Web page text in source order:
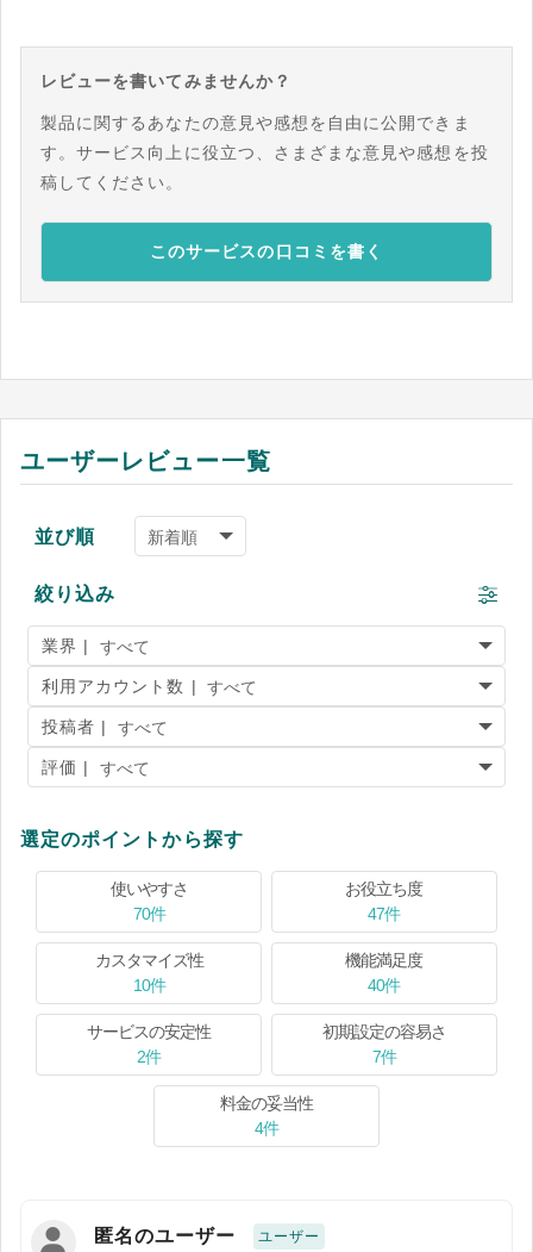
レビューを書いてみませんか？
製品に関するあなたの意見や感想を自由に公開できま
す。サービス向上に役立つ、さまざまな意見や感想を投
稿してください。
このサービスの口コミを書く
ユーザーレビュー一覧
並び順
絞り込み
業界 |
利用アカウント数 |
投稿者 |
評価 |
選定のポイントから探す
使いやすさ
70件
お役立ち度
47件
カスタマイズ性
10件
機能満足度
40件
サービスの安定性
2件
初期設定の容易さ
7件
料金の妥当性
4件
匿名のユーザー ユーザー